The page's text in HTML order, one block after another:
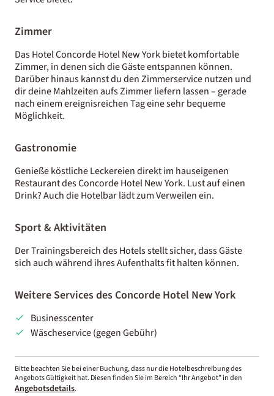
Zimmer
Das Hotel Concorde Hotel New York bietet komfortable
Zimmer, in denen sich die Gäste entspannen können.
Darüber hinaus kannst du den Zimmerservice nutzen und
dir deine Mahlzeiten aufs Zimmer liefern lassen – gerade
nach einem ereignisreichen Tag eine sehr bequeme
Möglichkeit.
Gastronomie
Genieße köstliche Leckereien direkt im hauseigenen
Restaurant des Concorde Hotel New York. Lust auf einen
Drink? Auch die Hotelbar lädt zum Verweilen ein.
Sport & Aktivitäten
Der Trainingsbereich des Hotels stellt sicher, dass Gäste
sich auch während ihres Aufenthalts fit halten können.
Weitere Services des Concorde Hotel New York
Businesscenter
Wäscheservice (gegen Gebühr)
Bitte beachten Sie bei einer Buchung, dass nur die Hotelbeschreibung des
Angebots Gültigkeit hat. Diesen finden Sie im Bereich “Ihr Angebot” in den
Angebotsdetails.